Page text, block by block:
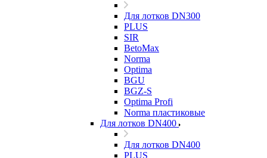
Для лотков DN300
PLUS
SIR
BetoMax
Norma
Optima
BGU
BGZ-S
Optima Profi
Norma пластиковые
Для лотков DN400
Для лотков DN400
PLUS